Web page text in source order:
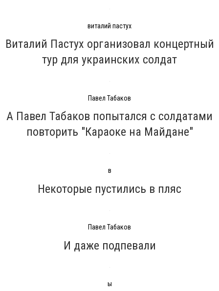
виталий пастух
Виталий Пастух организовал концертный
тур для украинских солдат
Павел Табаков
А Павел Табаков попытался с солдатами
повторить "Караоке на Майдане"
в
Некоторые пустились в пляс
Павел Табаков
И даже подпевали
ы